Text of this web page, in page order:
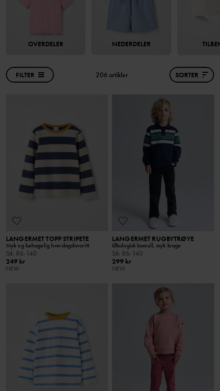
OVERDELER NEDERDELER
FILTER 206 artikler SORTER
LANGERMET TOPP STRIPETE
Myk og behagelig hverdagsfavoritt
Stl: 86-140
249 kr
NEW
LANGERMET RUGBYTRØYE
Økologisk bomull, myk krage
Stl: 86-140
299 kr
NEW